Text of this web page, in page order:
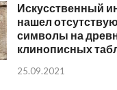
Искусственный
нашел
символы на
клинописных
25.09.2021